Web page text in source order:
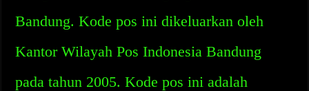
Bandung. Kode pos ini dikeluarkan oleh
Kantor Wilayah Pos Indonesia Bandung
pada tahun 2005. Kode pos ini adalah